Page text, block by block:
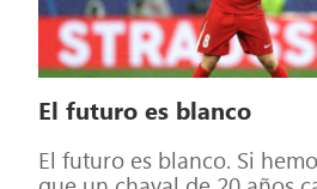
El futuro es blanco
El futuro es blanco. Si